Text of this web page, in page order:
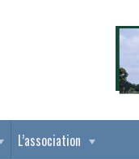
L’association
reviennent le 23